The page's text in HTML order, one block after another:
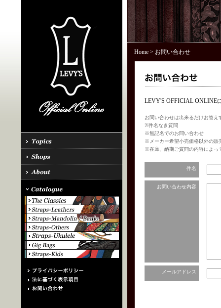
Home> お問い合わせ
LEVY'S OFFICIAL ONLINE
お問い合わせは出来るだけお答
※件名なき質問
※無記名でのお問い合わせ
※メーカー希望小売価格以外の販
※在庫、納期ご質問の内容によっ
件名
お問い合わせ内容
メールアドレス